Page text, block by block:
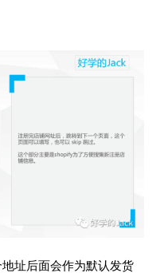
址后面会作为默认发货